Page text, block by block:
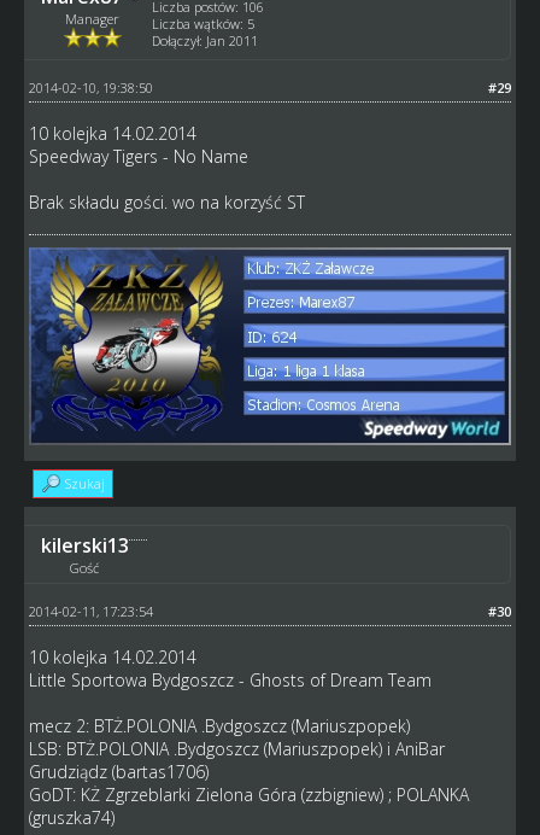
Manager
Liczba postów: 106
Liczba wątków: 5
Dołączył: Jan 2011
#29
2014-02-10, 19:38:50
10 kolejka 14.02.2014
Speedway Tigers - No Name
Brak składu gości. wo na korzyść ST
Szukaj
kilerski13
Gość
#30
2014-02-11, 17:23:54
10 kolejka 14.02.2014
Little Sportowa Bydgoszcz - Ghosts of Dream Team
mecz 2: BTŻ.POLONIA .Bydgoszcz (Mariuszpopek)
LSB: BTŻ.POLONIA .Bydgoszcz (Mariuszpopek) i AniBar
Grudziądz (bartas1706)
GoDT: KŻ Zgrzeblarki Zielona Góra (zzbigniew) ; POLANKA
(gruszka74)